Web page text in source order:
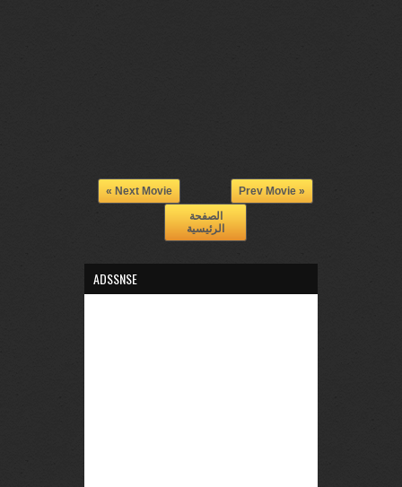
« Prev Movie
Next Movie »
الصفحة
الرئيسية
ADSSNSE